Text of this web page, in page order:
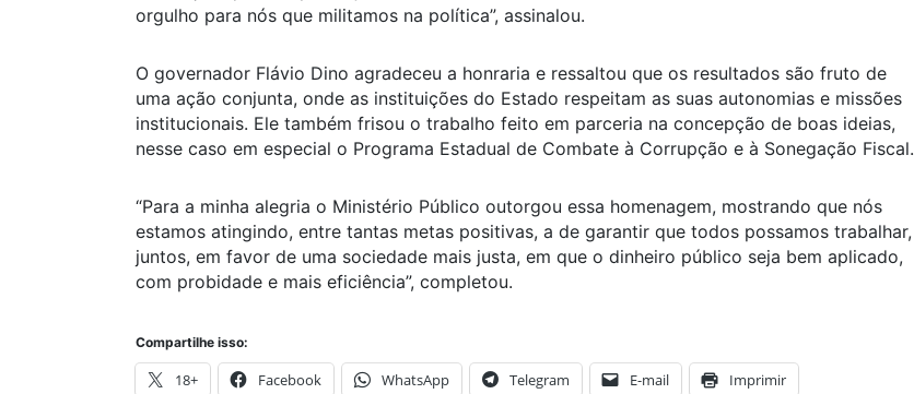
orgulho para nós que militamos na política”, assinalou.
O governador Flávio Dino agradeceu a honraria e ressaltou que os resultados são fruto de
uma ação conjunta, onde as instituições do Estado respeitam as suas autonomias e missões
institucionais. Ele também frisou o trabalho feito em parceria na concepção de boas ideias,
nesse caso em especial o Programa Estadual de Combate à Corrupção e à Sonegação Fiscal.
“Para a minha alegria o Ministério Público outorgou essa homenagem, mostrando que nós
estamos atingindo, entre tantas metas positivas, a de garantir que todos possamos trabalhar,
juntos, em favor de uma sociedade mais justa, em que o dinheiro público seja bem aplicado,
com probidade e mais eficiência”, completou.
Compartilhe isso:
18+ Facebook WhatsApp Telegram E-mail Imprimir